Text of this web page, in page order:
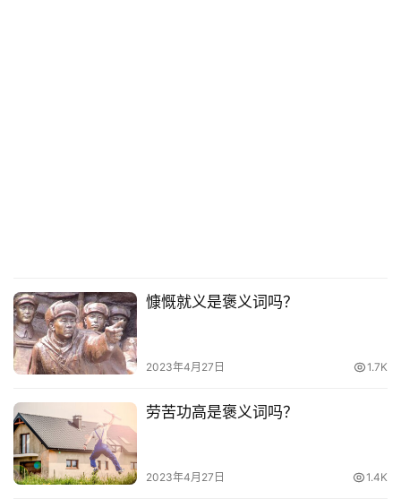
慷慨就义是褒义词吗？
2023年4月27日 1.7K
劳苦功高是褒义词吗？
2023年4月27日 1.4K